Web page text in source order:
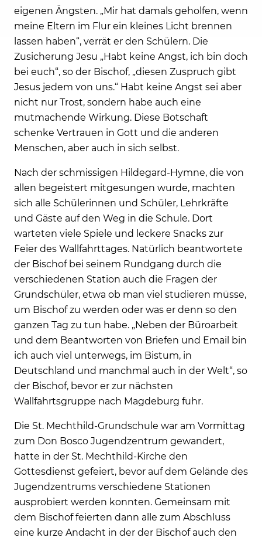
eigenen Ängsten. „Mir hat damals geholfen, wenn
meine Eltern im Flur ein kleines Licht brennen
lassen haben“, verrät er den Schülern. Die
Zusicherung Jesu „Habt keine Angst, ich bin doch
bei euch“, so der Bischof, „diesen Zuspruch gibt
Jesus jedem von uns.“ Habt keine Angst sei aber
nicht nur Trost, sondern habe auch eine
mutmachende Wirkung. Diese Botschaft
schenke Vertrauen in Gott und die anderen
Menschen, aber auch in sich selbst.
Nach der schmissigen Hildegard-Hymne, die von
allen begeistert mitgesungen wurde, machten
sich alle Schülerinnen und Schüler, Lehrkräfte
und Gäste auf den Weg in die Schule. Dort
warteten viele Spiele und leckere Snacks zur
Feier des Wallfahrttages. Natürlich beantwortete
der Bischof bei seinem Rundgang durch die
verschiedenen Station auch die Fragen der
Grundschüler, etwa ob man viel studieren müsse,
um Bischof zu werden oder was er denn so den
ganzen Tag zu tun habe. „Neben der Büroarbeit
und dem Beantworten von Briefen und Email bin
ich auch viel unterwegs, im Bistum, in
Deutschland und manchmal auch in der Welt“, so
der Bischof, bevor er zur nächsten
Wallfahrtsgruppe nach Magdeburg fuhr.
Die St. Mechthild-Grundschule war am Vormittag
zum Don Bosco Jugendzentrum gewandert,
hatte in der St. Mechthild-Kirche den
Gottesdienst gefeiert, bevor auf dem Gelände des
Jugendzentrums verschiedene Stationen
ausprobiert werden konnten. Gemeinsam mit
dem Bischof feierten dann alle zum Abschluss
eine kurze Andacht in der der Bischof auch den